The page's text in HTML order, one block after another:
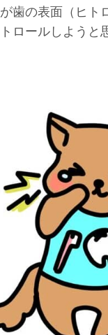
歯の表面（ヒ
ロールしようと